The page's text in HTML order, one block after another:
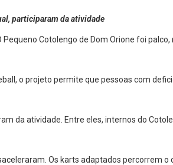
participaram da atividade
Cotolengo de Dom Orione foi
o projeto permite que pessoas com
da atividade. Entre eles, internos do
Os karts adaptados percorrem